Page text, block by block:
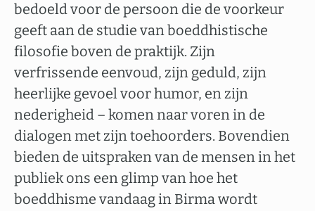
bedoeld voor de persoon die de voorkeur
geeft aan de studie van boeddhistische
filosofie boven de praktijk. Zijn
verfrissende eenvoud, zijn geduld, zijn
heerlijke gevoel voor humor, en zijn
nederigheid – komen naar voren in de
dialogen met zijn toehoorders. Bovendien
bieden de uitspraken van de mensen in het
publiek ons een glimp van hoe het
boeddhisme vandaag in Birma wordt